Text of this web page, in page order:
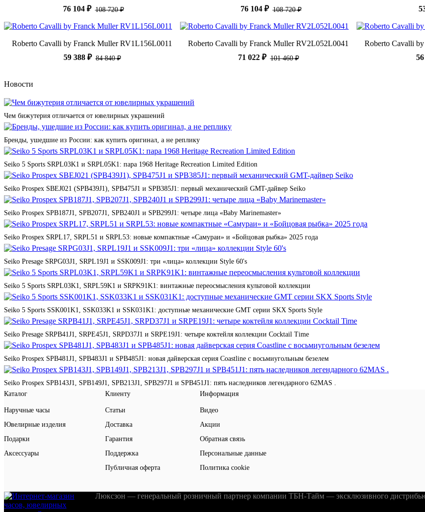
76 104 ₽ 108 720 ₽
76 104 ₽ 108 720 ₽
Roberto Cavalli by Franck Muller RV1L156L0011
59 388 ₽ 84 840 ₽
Roberto Cavalli by Franck Muller RV2L052L0041
71 022 ₽ 101 460 ₽
Roberto Cavalli
Новости
Чем бижутерия отличается от ювелирных украшений
Бренды, ушедшие из России: как купить оригинал, а не реплику
Seiko 5 Sports SRPL03K1 и SRPL05K1: пара 1968 Heritage Recreation Limited Edition
Seiko Prospex SBEJ021 (SPB439J1), SPB475J1 и SPB385J1: первый механический GMT-дайвер Seiko
Seiko Prospex SPB187J1, SPB207J1, SPB240J1 и SPB299J1: четыре лица «Baby Marinemaster»
Seiko Prospex SRPL17, SRPL51 и SRPL53: новые компактные «Самураи» и «Бойцовая рыбка» 2025 года
Seiko Presage SRPG03J1, SRPL19J1 и SSK009J1: три «лица» коллекции Style 60's
Seiko 5 Sports SRPL03K1, SRPL59K1 и SRPK91K1: винтажные переосмысления культовой коллекции
Seiko 5 Sports SSK001K1, SSK033K1 и SSK031K1: доступные механические GMT серии SKX Sports Style
Seiko Presage SRPB41J1, SRPE45J1, SRPD37J1 и SRPE19J1: четыре коктейля коллекции Cocktail Time
Seiko Prospex SPB481J1, SPB483J1 и SPB485J1: новая дайверская серия Coastline с восьмиугольным безелем
Seiko Prospex SPB143J1, SPB149J1, SPB213J1, SPB297J1 и SPB451J1: пять наследников легендарного 62MAS .
Каталог
Наручные часы
Ювелирные изделия
Подарки
Аксессуары
Клиенту
Статьи
Доставка
Гарантия
Поддержка
Публичная оферта
Информация
Видео
Акции
Обратная связь
Персональные данные
Политика cookie
Люксзон — генеральный розничный партнер компании ТБН-Тайм — эксклюзивного